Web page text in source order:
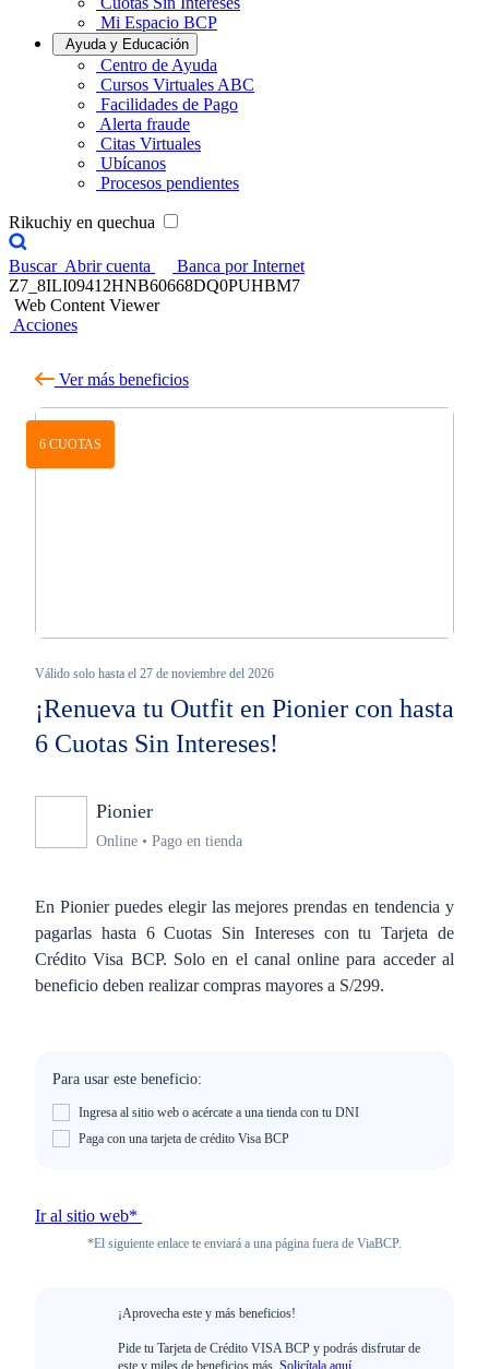
Mi Espacio BCP
Ayuda y Educación
Centro de Ayuda
Cursos Virtuales ABC
Facilidades de Pago
Alerta fraude
Citas Virtuales
Ubícanos
Procesos pendientes
Rikuchiy en quechua
Buscar Abrir cuenta
Banca por Internet
Z7_8ILI09412HNB60668DQ0PUHBM7
Web Content Viewer
Acciones
Ver más beneficios
6 CUOTAS
Válido solo hasta el 27 de noviembre del 2026
¡Renueva tu Outfit en Pionier con hasta
6 Cuotas Sin Intereses!
Pionier
Online • Pago en tienda
En Pionier puedes elegir las mejores prendas en tendencia y
pagarlas hasta 6 Cuotas Sin Intereses con tu Tarjeta de
Crédito Visa BCP. Solo en el canal online para acceder al
beneficio deben realizar compras mayores a S/299.
Para usar este beneficio:
Ingresa al sitio web o acércate a una tienda con tu DNI
Paga con una tarjeta de crédito Visa BCP
Ir al sitio web*
*El siguiente enlace te enviará a una página fuera de ViaBCP.
¡Aprovecha este y más beneficios!
Pide tu Tarjeta de Crédito VISA BCP y podrás disfrutar de
este y miles de beneficios más. Solicítala aquí